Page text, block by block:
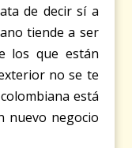
de decir sí a
tiende a ser
los que están
no se te
está
nuevo negocio